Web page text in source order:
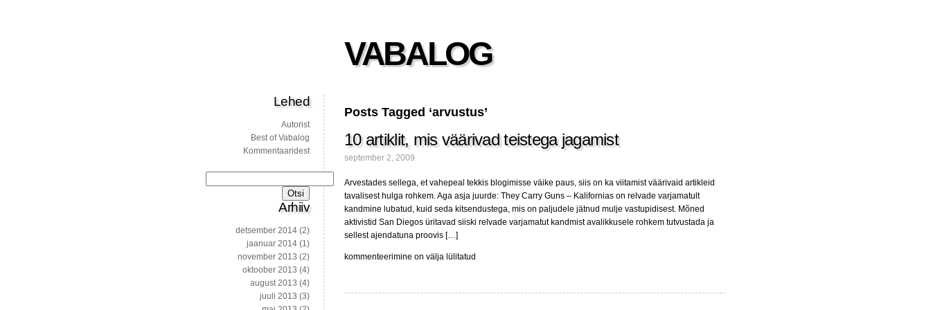
VABALOG
Posts Tagged ‘arvustus’
10 artiklit, mis väärivad teistega jagamist
september 2, 2009
Arvestades sellega, et vahepeal tekkis blogimisse väike paus, siis on ka viitamist väärivaid artikleid
tavalisest hulga rohkem. Aga asja juurde: They Carry Guns – Kalifornias on relvade varjamatult
kandmine lubatud, kuid seda kitsendustega, mis on paljudele jätnud mulje vastupidisest. Mõned
aktivistid San Diegos üritavad siiski relvade varjamatut kandmist avalikkusele rohkem tutvustada ja
sellest ajendatuna proovis […]
10
väärivad
kommenteerimine on välja lülitatud
Lehed
Autorist
Best of Vabalog
Kommentaaridest
Arhiiv
detsember 2014 (2)
jaanuar 2014 (1)
november 2013 (2)
oktoober 2013 (4)
august 2013 (4)
juuli 2013 (3)